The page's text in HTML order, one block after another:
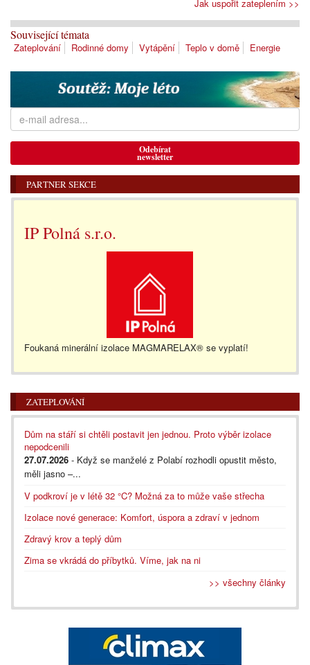
Jak uspořit zateplením >>
Související témata
Zateplování Rodinné domy Vytápění Teplo v domě Energie
Odebírat
newsletter
PARTNER SEKCE
IP Polná s.r.o.
Foukaná minerální izolace MAGMARELAX® se vyplatí!
ZATEPLOVÁNÍ
Dům na stáří si chtěli postavit jen jednou. Proto výběr izolace
nepodcenili
27.07.2026 - Když se manželé z Polabí rozhodli opustit město,
měli jasno –...
V podkroví je v létě 32 °C? Možná za to může vaše střecha
Izolace nové generace: Komfort, úspora a zdraví v jednom
Zdravý krov a teplý dům
Zima se vkrádá do příbytků. Víme, jak na ni
>> všechny články